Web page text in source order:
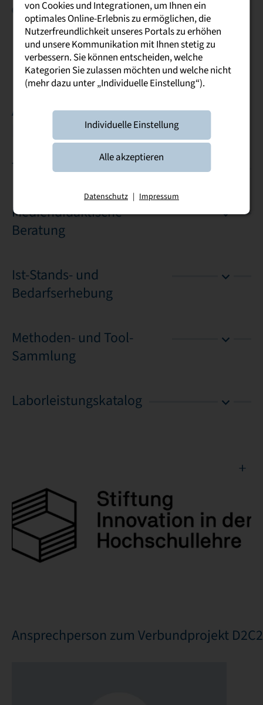
Im SchwerpunktDigitale Prüfungwerden konkrete
Handlungsempfehlungen in den Bereichen Recht,
Didaktik, Technik und Organisation digitaler Prüfungen
für Hochschulen entwickelt.
Angebote für Lehrende an der
Treffpunkt Lehre
Mediendidaktische
Beratung
Ist-Stands- und
Bedarfserhebung
Methoden- und Tool-
Sammlung
Laborleistungskatalog
Ansprechperson zum Verbundprojekt D2C2
von Cookies und Integrationen, um Ihnen ein
optimales Online-Erlebnis zu ermöglichen, die
Nutzerfreundlichkeit unseres Portals zu erhöhen
und unsere Kommunikation mit Ihnen stetig zu
verbessern. Sie können entscheiden, welche
Kategorien Sie zulassen möchten und welche nicht
(mehr dazu unter „Individuelle Einstellung“).
Individuelle Einstellung
Alle akzeptieren
Datenschutz | Impressum